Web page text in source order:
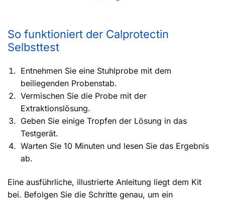
So funktioniert der Calprotectin
Selbsttest
Entnehmen Sie eine Stuhlprobe mit dem
beiliegenden Probenstab.
Vermischen Sie die Probe mit der
Extraktionslösung.
Geben Sie einige Tropfen der Lösung in das
Testgerät.
Warten Sie 10 Minuten und lesen Sie das Ergebnis
ab.
Eine ausführliche, illustrierte Anleitung liegt dem Kit
bei. Befolgen Sie die Schritte genau, um ein